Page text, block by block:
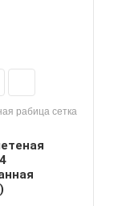
рабица сетка